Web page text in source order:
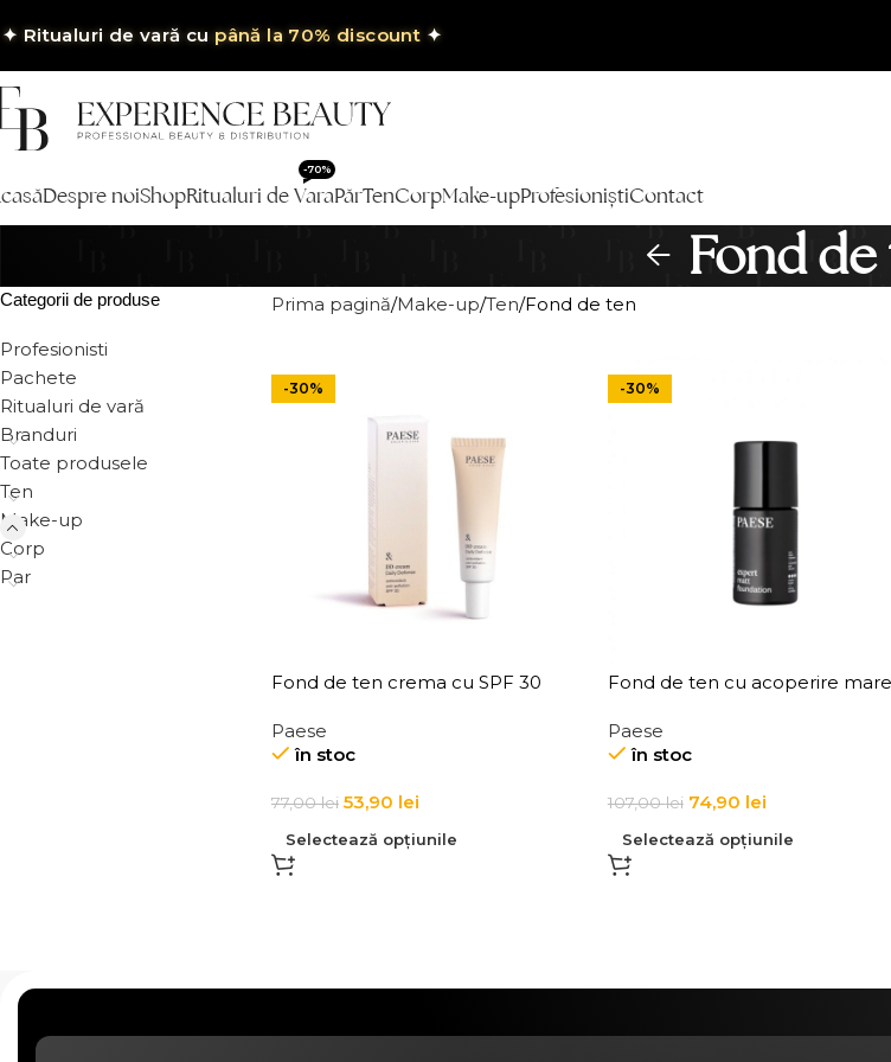
✦ Ritualuri de vară cupână la 70% discount ✦
Despre noiShopRitualuri de Vara
-70%
PărTenCorpMake-upProfesioniștiContact
Fond
Categorii de produse
Profesionisti
Pachete
Ritualuri de vară
Branduri
Toate produsele
Ten
Make-up
Corp
Par
Prima pagină Make-up Ten Fond de ten
-30%
Fond de ten crema cu SPF 30
Paese
în stoc
77,00lei 53,90 lei
Selectează opțiunile
-30%
Fond de ten cu acoperire mare
ml
Paese
în stoc
107,00lei 74,90 lei
Selectează opțiunile